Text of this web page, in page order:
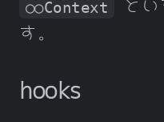
○○Context
とい
す。
hooks